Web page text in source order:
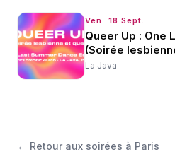
Ven. 18 Sept.
Queer Up : One
(Soirée
La Java
← Retour aux soirées à Paris